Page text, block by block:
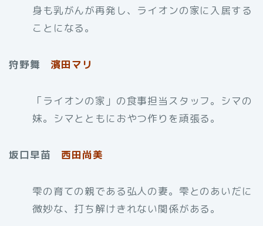
身も乳がんが再発し、ライオンの家に入居する
ことになる。
狩野舞濱田マリ
「ライオンの家」の食事担当スタッフ。シマの
妹。シマとともにおやつ作りを頑張る。
坂口早苗 西田尚美
雫の育ての親である弘人の妻。雫とのあいだに
微妙な、打ち解けきれない関係がある。